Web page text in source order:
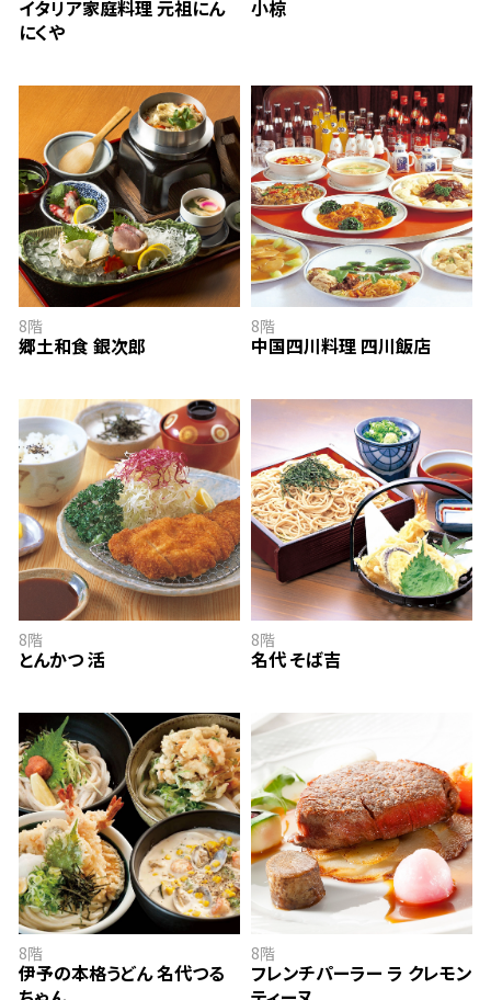
イタリア家庭料理 元祖にん
にくや
小椋
郷土和食 銀次郎
8階
郷土和食 銀次郎
中国四川料理 四川飯店
8階
中国四川料理 四川飯店
とんかつ 活
8階
とんかつ 活
名代 そば吉
8階
名代 そば吉
伊予の本格うどん 名代つるちゃん
8階
伊予の本格うどん 名代つる
フレンチパーラー ラ クレモンティーヌ
8階
フレンチパーラー ラ クレモン